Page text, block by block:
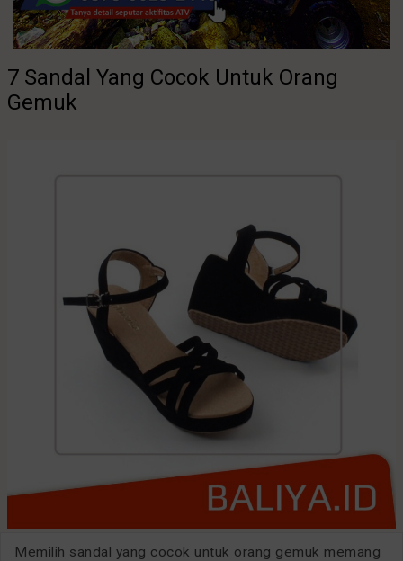
7 Sandal Yang Cocok Untuk Orang
Gemuk
Memilih sandal yang cocok untuk orang gemuk memang